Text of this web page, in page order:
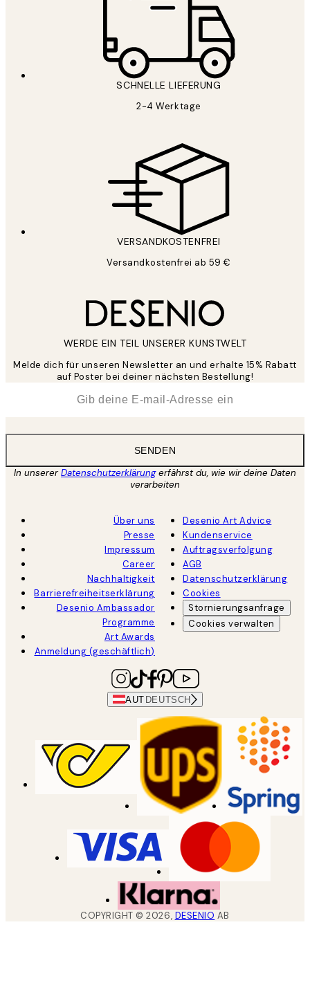
SCHNELLE LIEFERUNG
2-4 Werktage
VERSANDKOSTENFREI
Versandkostenfrei ab 59 €
WERDE EIN TEIL UNSERER KUNSTWELT
Melde dich für unseren Newsletter an und erhalte 15% Rabatt
auf Poster bei deiner nächsten Bestellung!
SENDEN
In unsererDatenschutzerklärungerfährst du, wie wir deine Daten
verarbeiten
Über uns
Presse
Impressum
Career
Nachhaltigkeit
Barrierefreiheitserklärung
Desenio Ambassador
Programme
Art Awards
Anmeldung (geschäftlich)
Desenio Art Advice
Kundenservice
Auftragsverfolgung
AGB
Datenschutzerklärung
Cookies
Stornierungsanfrage
Cookies verwalten
AUT DEUTSCH
COPYRIGHT ©2026, DESENIO AB